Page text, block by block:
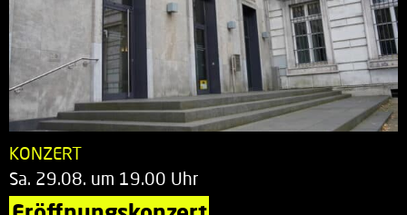
KONZERT
Sa. 29.08. um 19.00 Uhr